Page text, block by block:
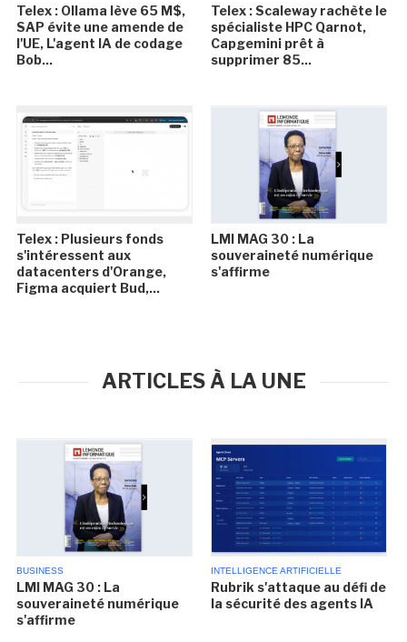
Telex : Ollama lève 65 M$,
SAP évite une amende de
l'UE, L'agent IA de codage
Bob...
Telex : Scaleway rachète le
spécialiste HPC Qarnot,
Capgemini prêt à
supprimer 85...
Telex : Plusieurs fonds
s'intéressent aux
datacenters d'Orange,
Figma acquiert Bud,...
LMI MAG 30 : La
souveraineté numérique
s'affirme
ARTICLES À LA UNE
BUSINESS
LMI MAG 30 : La
souveraineté numérique
s'affirme
INTELLIGENCE ARTIFICIELLE
Rubrik s'attaque au défi de
la sécurité des agents IA